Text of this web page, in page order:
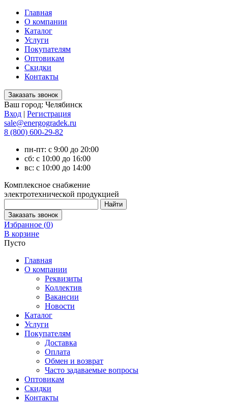
Главная
О компании
Каталог
Услуги
Покупателям
Оптовикам
Скидки
Контакты
Ваш город: Челябинск
Вход | Регистрация
sale@energogradek.ru
8 (800) 600-29-82
пн-пт: с 9:00 до 20:00
сб: с 10:00 до 16:00
вс: с 10:00 до 14:00
Комплексное снабжение
электротехнической продукцией
Избранное (0)
В корзине
Пусто
Главная
О компании
Реквизиты
Коллектив
Вакансии
Новости
Каталог
Услуги
Покупателям
Доставка
Оплата
Обмен и возврат
Часто задаваемые вопросы
Оптовикам
Скидки
Контакты